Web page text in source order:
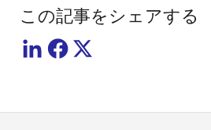
この記事をシェアする